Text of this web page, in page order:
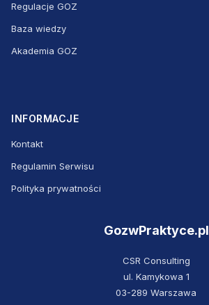
Regulacje GOZ
Baza wiedzy
Akademia GOZ
INFORMACJE
Kontakt
Regulamin Serwisu
Polityka prywatności
GozwPraktyce.pl
CSR Consulting
ul. Kamykowa 1
03-289 Warszawa